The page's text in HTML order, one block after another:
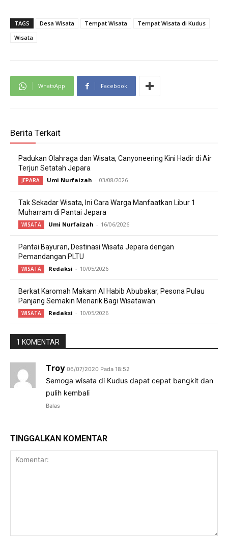
TAGS Desa Wisata Tempat Wisata
Tempat Wisata di Kudus
Wisata
WhatsApp Facebook
Berita Terkait
Padukan Olahraga dan Wisata, Canyoneering Kini Hadir di Air
Terjun Setatah Jepara
JEPARA Umi Nurfaizah - 03/08/2026
Tak Sekadar Wisata, Ini Cara Warga Manfaatkan Libur 1
Muharram di Pantai Jepara
WISATA Umi Nurfaizah - 16/06/2026
Pantai Bayuran, Destinasi Wisata Jepara dengan
Pemandangan PLTU
WISATA Redaksi - 10/05/2026
Berkat Karomah Makam Al Habib Abubakar, Pesona Pulau
Panjang Semakin Menarik Bagi Wisatawan
WISATA Redaksi - 10/05/2026
1 KOMENTAR
Troy 06/07/2020 Pada 18:52
Semoga wisata di Kudus dapat cepat bangkit dan
pulih kembali
Balas
TINGGALKAN KOMENTAR